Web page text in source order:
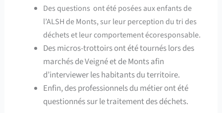
Des questions ont été posées aux enfants de
l’ALSH de Monts, sur leur perception du tri des
déchets et leur comportement écoresponsable.
Des micros-trottoirs ont été tournés lors des
marchés de Veigné et de Monts afin
d’interviewer les habitants du territoire.
Enfin, des professionnels du métier ont été
questionnés sur le traitement des déchets.